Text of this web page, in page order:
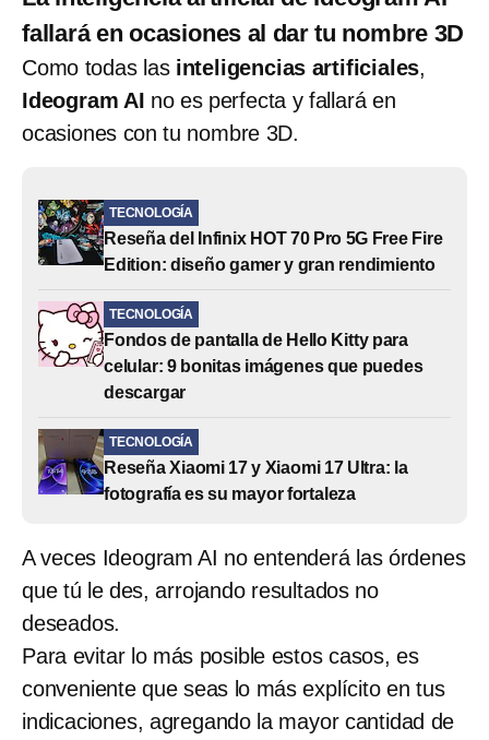
fallará en ocasiones al dar tu nombre 3D
Como todas las inteligencias artificiales,
Ideogram AI no es perfecta y fallará en
ocasiones con tu nombre 3D.
TECNOLOGÍA
Reseña del Infinix HOT 70 Pro 5G Free Fire
Edition: diseño gamer y gran rendimiento
TECNOLOGÍA
Fondos de pantalla de Hello Kitty para
celular: 9 bonitas imágenes que puedes
descargar
TECNOLOGÍA
Reseña Xiaomi 17 y Xiaomi 17 Ultra: la
fotografía es su mayor fortaleza
A veces Ideogram AI no entenderá las órdenes
que tú le des, arrojando resultados no
deseados.
Para evitar lo más posible estos casos, es
conveniente que seas lo más explícito en tus
indicaciones, agregando la mayor cantidad de